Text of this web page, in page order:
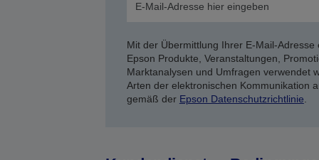
Mit der Übermittlung Ihrer E-Mail-
Epson Produkte, Veranstaltungen,
Marktanalysen und Umfragen verwendet
Arten der elektronischen Kommunikation
gemäß der Epson Datenschutzrichtlinie.